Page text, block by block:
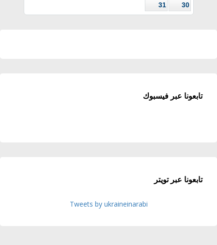
30
31
تابعونا عبر فيسبوك
تابعونا عبر تويتر
Tweets by ukraineinarabi